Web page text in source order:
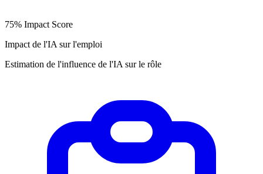
75% Impact Score
Impact de l'IA sur l'emploi
Estimation de l'influence de l'IA sur le rôle